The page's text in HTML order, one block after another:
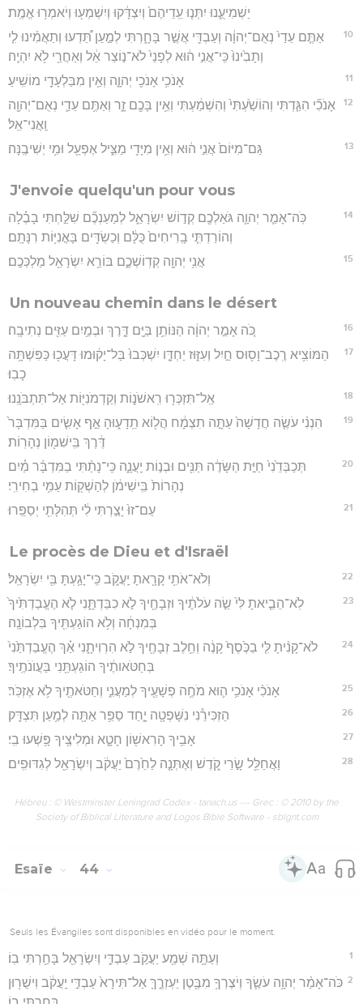
יַשְׁמִיעֻ֑נוּ יִתְּנ֤וּ עֵֽדֵיהֶם֙ וְיִצְדָּ֔קוּ וְיִשְׁמְע֖וּ וְיֹאמְר֥וּ אֱמֶֽת׃
10
אַתֶּ֤ם עֵדַי֙ נְאֻם־יְהוָ֔ה וְעַבְדִּ֖י אֲשֶׁ֣ר בָּחָ֑רְתִּי לְמַ֣עַן תֵּ֠דְעוּ וְתַאֲמִ֨ינוּ לִ֤י
וְתָבִ֙ינוּ֙ כִּֽי־אֲנִ֣י ה֔וּא לְפָנַי֙ לֹא־נ֣וֹצַר אֵ֔ל וְאַחֲרַ֖י לֹ֥א יִהְיֶֽה׃
11 אָנֹכִ֥י אָנֹכִ֖י יְהוָ֑ה וְאֵ֥ין מִבַּלְעָדַ֖י מוֹשִֽׁיעַ׃
12
אָנֹכִ֞י הִגַּ֤דְתִּי וְהוֹשַׁ֙עְתִּי֙ וְהִשְׁמַ֔עְתִּי וְאֵ֥ין בָּכֶ֖ם זָ֑ר וְאַתֶּ֥ם עֵדַ֛י נְאֻם־יְהוָ֖ה
וַֽאֲנִי־אֵֽל׃
13 גַּם־מִיּוֹם֙ אֲנִ֣י ה֔וּא וְאֵ֥ין מִיָּדִ֖י מַצִּ֑יל אֶפְעַ֖ל וּמִ֥י יְשִׁיבֶֽנָּה׃
J'envoie quelqu'un pour vous
14
כֹּֽה־אָמַ֧ר יְהוָ֛ה גֹּאַלְכֶ֖ם קְד֣וֹשׁ יִשְׂרָאֵ֑ל לְמַעַנְכֶ֞ם שִׁלַּ֣חְתִּי בָבֶ֗לָה
וְהוֹרַדְתִּ֤י בָֽרִיחִים֙ כֻּלָּ֔ם וְכַשְׂדִּ֖ים בָּאֳנִיּ֥וֹת רִנָּתָֽם׃
15 אֲנִ֥י יְהוָ֖ה קְדֽוֹשְׁכֶ֑ם בּוֹרֵ֥א יִשְׂרָאֵ֖ל מַלְכְּכֶֽם׃
Un nouveau chemin dans le désert
16 כֹּ֚ה אָמַ֣ר יְהוָ֔ה הַנּוֹתֵ֥ן בַּיָּ֖ם דָּ֑רֶךְ וּבְמַ֥יִם עַזִּ֖ים נְתִיבָֽה׃
17
הַמּוֹצִ֥יא רֶֽכֶב־וָס֖וּס חַ֣יִל וְעִזּ֑וּז יַחְדָּ֤ו יִשְׁכְּבוּ֙ בַּל־יָק֔וּמוּ דָּעֲכ֖וּ כַּפִּשְׁתָּ֥ה
כָבֽוּ׃
18 אַֽל־תִּזְכְּר֖וּ רִֽאשֹׁנ֑וֹת וְקַדְמֹנִיּ֖וֹת אַל־תִּתְבֹּנָֽנוּ׃
19
הִנְנִ֨י עֹשֶׂ֤ה חֲדָשָׁה֙ עַתָּ֣ה תִצְמָ֔ח הֲל֖וֹא תֵֽדָע֑וּהָ אַ֣ף אָשִׂ֤ים בַּמִּדְבָּר֙
דֶּ֔רֶךְ בִּֽישִׁמ֖וֹן נְהָרֽוֹת׃
20
תְּכַבְּדֵ֙נִי֙ חַיַּ֣ת הַשָּׂדֶ֔ה תַּנִּ֖ים וּבְנ֣וֹת יַֽעֲנָ֑ה כִּֽי־נָתַ֨תִּי בַמִּדְבָּ֜ר מַ֗יִם
נְהָרוֹת֙ בִּֽישִׁימֹ֔ן לְהַשְׁק֖וֹת עַמִּ֥י בְחִירִֽי׃
21 עַם־זוּ֙ יָצַ֣רְתִּי לִ֔י תְּהִלָּתִ֖י יְסַפֵּֽרוּ׃
Le procès de Dieu et d'Israël
22 וְלֹא־אֹתִ֥י קָרָ֖אתָ יַֽעֲקֹ֑ב כִּֽי־יָגַ֥עְתָּ בִּ֖י יִשְׂרָאֵֽל׃
23
לֹֽא־הֵבֵ֤יאתָ לִּי֙ שֵׂ֣ה עֹלֹתֶ֔יךָ וּזְבָחֶ֖יךָ לֹ֣א כִבַּדְתָּ֑נִי לֹ֤א הֶעֱבַדְתִּ֙יךָ֙
בְּמִנְחָ֔ה וְלֹ֥א הוֹגַעְתִּ֖יךָ בִּלְבוֹנָֽה׃
24
לֹא־קָנִ֨יתָ לִּ֤י בַכֶּ֙סֶף֙ קָנֶ֔ה וְחֵ֥לֶב זְבָחֶ֖יךָ לֹ֣א הִרְוִיתָ֑נִי אַ֗ךְ הֶעֱבַדְתַּ֙נִי֙
בְּחַטֹּאותֶ֔יךָ הוֹגַעְתַּ֖נִי בַּעֲוֺנֹתֶֽיךָ׃
25 אָנֹכִ֨י אָנֹכִ֥י ה֛וּא מֹחֶ֥ה פְשָׁעֶ֖יךָ לְמַעֲנִ֑י וְחַטֹּאתֶ֖יךָ לֹ֥א אֶזְכֹּֽר׃
26 הַזְכִּירֵ֕נִי נִשָּׁפְטָ֖ה יָ֑חַד סַפֵּ֥ר אַתָּ֖ה לְמַ֥עַן תִּצְדָּֽק׃
27 אָבִ֥יךָ הָרִאשׁ֖וֹן חָטָ֑א וּמְלִיצֶ֖יךָ פָּ֥שְׁעוּ בִֽי׃
28 וַאֲחַלֵּ֖ל שָׂ֣רֵי קֹ֑דֶשׁ וְאֶתְּנָ֤ה לַחֵ֙רֶם֙ יַעֲקֹ֔ב וְיִשְׂרָאֵ֖ל לְגִדּוּפִֽים׃
Hébreu : © Westminster Leningrad Codex - tanach.us --- Grec : © 2010 by the
Society of Biblical Literature and Logos Bible Software - sblgnt.com
Esaïe 44
Seuls les Évangiles sont disponibles en vidéo pour le moment.
1 וְעַתָּ֥ה שְׁמַ֖ע יַעֲקֹ֣ב עַבְדִּ֑י וְיִשְׂרָאֵ֖ל בָּחַ֥רְתִּי בֽוֹ׃
2 כֹּה־אָמַ֨ר יְהוָ֥ה עֹשֶׂ֛ךָ וְיֹצֶרְךָ֥ מִבֶּ֖טֶן יַעְזְרֶ֑ךָּ אַל־תִּירָא֙ עַבְדִּ֣י יַֽעֲקֹ֔ב וִישֻׁר֖וּן